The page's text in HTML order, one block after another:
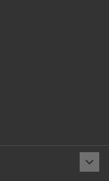
keyboard_arrow_down